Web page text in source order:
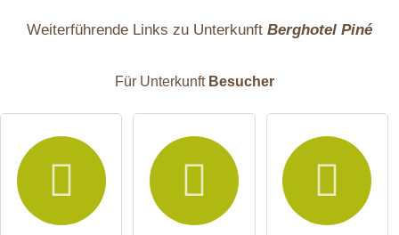
E-Mail-Adresse (wird nicht veröffentlicht)
Weiterführende Links zu Unterkunft Berghotel Piné
Für Unterkunft Besucher